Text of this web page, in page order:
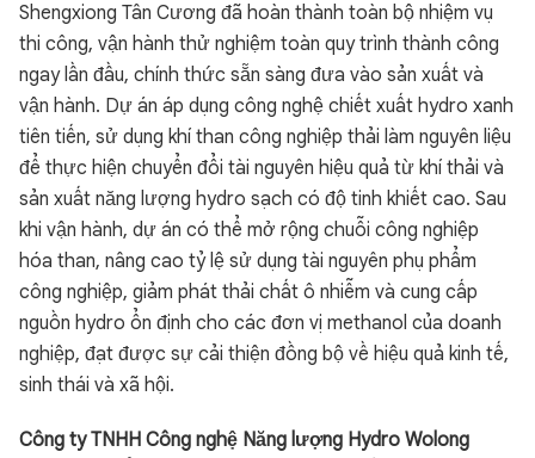
Shengxiong Tân Cương đã hoàn thành toàn bộ nhiệm vụ
thi công, vận hành thử nghiệm toàn quy trình thành công
ngay lần đầu, chính thức sẵn sàng đưa vào sản xuất và
vận hành. Dự án áp dụng công nghệ chiết xuất hydro xanh
tiên tiến, sử dụng khí than công nghiệp thải làm nguyên liệu
để thực hiện chuyển đổi tài nguyên hiệu quả từ khí thải và
sản xuất năng lượng hydro sạch có độ tinh khiết cao. Sau
khi vận hành, dự án có thể mở rộng chuỗi công nghiệp
hóa than, nâng cao tỷ lệ sử dụng tài nguyên phụ phẩm
công nghiệp, giảm phát thải chất ô nhiễm và cung cấp
nguồn hydro ổn định cho các đơn vị methanol của doanh
nghiệp, đạt được sự cải thiện đồng bộ về hiệu quả kinh tế,
sinh thái và xã hội.
Công ty TNHH Công nghệ Năng lượng Hydro Wolong